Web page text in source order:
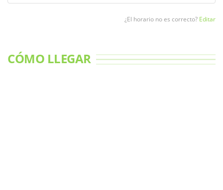
¿El horario no es correcto? Editar
CÓMO LLEGAR